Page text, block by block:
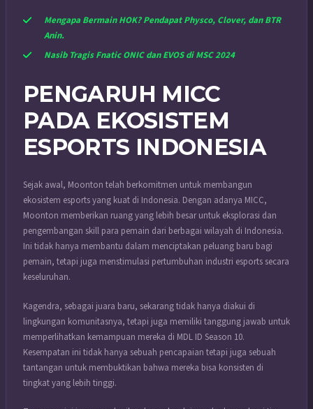
Mengapa Bermain HOK? Pendapat Physco, Clover, dan BTR
Anin.
Nasib Tragis Fnatic ONIC dan EVOS di MSC 2024
PENGARUH MICC
PADA EKOSISTEM
ESPORTS INDONESIA
Sejak awal, Moonton telah berkomitmen untuk membangun
ekosistem esports yang kuat di Indonesia. Dengan adanya MICC,
Moonton memberikan ruang yang lebih besar untuk eksplorasi dan
pengembangan skill para pemain dari berbagai wilayah di Indonesia.
Ini tidak hanya membantu dalam menciptakan peluang baru bagi
pemain, tetapi juga menstimulasi pertumbuhan industri esports secara
keseluruhan.
Kagendra, sebagai juara baru, sekarang tidak hanya diakui di
lingkungan komunitasnya, tetapi juga memiliki tanggung jawab untuk
memperlihatkan kemampuan mereka di MDL ID Season 10.
Kesempatan ini tidak hanya sebuah pencapaian tetapi juga sebuah
tantangan untuk membuktikan bahwa mereka bisa konsisten di
tingkat yang lebih tinggi.